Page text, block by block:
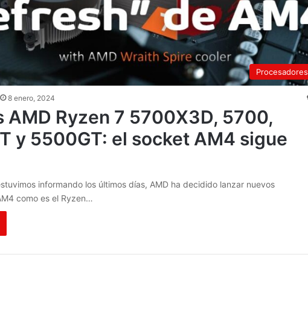
Procesadores
8 enero, 2024
AMD Ryzen 7 5700X3D, 5700,
y 5500GT: el socket AM4 sigue
informando los últimos días, AMD ha decidido lanzar nuevos
como es el Ryzen…